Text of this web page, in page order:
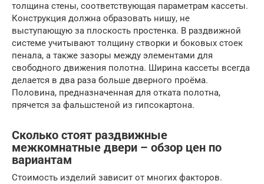
толщина стены, соответствующая параметрам кассеты.
Конструкция должна образовать нишу, не
выступающую за плоскость простенка. В раздвижной
системе учитывают толщину створки и боковых стоек
пенала, а также зазоры между элементами для
свободного движения полотна. Ширина кассеты всегда
делается в два раза больше дверного проёма.
Половина, предназначенная для отката полотна,
прячется за фальшстеной из гипсокартона.
Сколько стоят раздвижные
межкомнатные двери – обзор цен по
вариантам
Стоимость изделий зависит от многих факторов.